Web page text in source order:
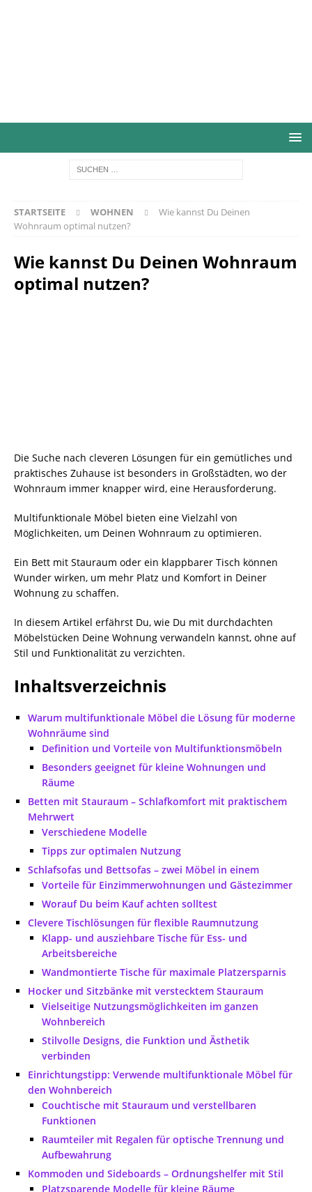
STARTSEITE WOHNEN
Wie kannst Du Deinen
Wohnraum optimal nutzen?
Wie kannst Du Deinen Wohnraum
optimal nutzen?
Die Suche nach cleveren Lösungen für ein gemütliches und
praktisches Zuhause ist besonders in Großstädten, wo der
Wohnraum immer knapper wird, eine Herausforderung.
Multifunktionale Möbel bieten eine Vielzahl von
Möglichkeiten, um Deinen Wohnraum zu optimieren.
Ein Bett mit Stauraum oder ein klappbarer Tisch können
Wunder wirken, um mehr Platz und Komfort in Deiner
Wohnung zu schaffen.
In diesem Artikel erfährst Du, wie Du mit durchdachten
Möbelstücken Deine Wohnung verwandeln kannst, ohne auf
Stil und Funktionalität zu verzichten.
Inhaltsverzeichnis
Warum multifunktionale Möbel die Lösung für moderne
Wohnräume sind
Definition und Vorteile von Multifunktionsmöbeln
Besonders geeignet für kleine Wohnungen und
Räume
Betten mit Stauraum – Schlafkomfort mit praktischem
Mehrwert
Verschiedene Modelle
Tipps zur optimalen Nutzung
Schlafsofas und Bettsofas – zwei Möbel in einem
Vorteile für Einzimmerwohnungen und Gästezimmer
Worauf Du beim Kauf achten solltest
Clevere Tischlösungen für flexible Raumnutzung
Klapp- und ausziehbare Tische für Ess- und
Arbeitsbereiche
Wandmontierte Tische für maximale Platzersparnis
Hocker und Sitzbänke mit verstecktem Stauraum
Vielseitige Nutzungsmöglichkeiten im ganzen
Wohnbereich
Stilvolle Designs, die Funktion und Ästhetik
verbinden
Einrichtungstipp: Verwende multifunktionale Möbel für
den Wohnbereich
Couchtische mit Stauraum und verstellbaren
Funktionen
Raumteiler mit Regalen für optische Trennung und
Aufbewahrung
Kommoden und Sideboards – Ordnungshelfer mit Stil
Platzsparende Modelle für kleine Räume